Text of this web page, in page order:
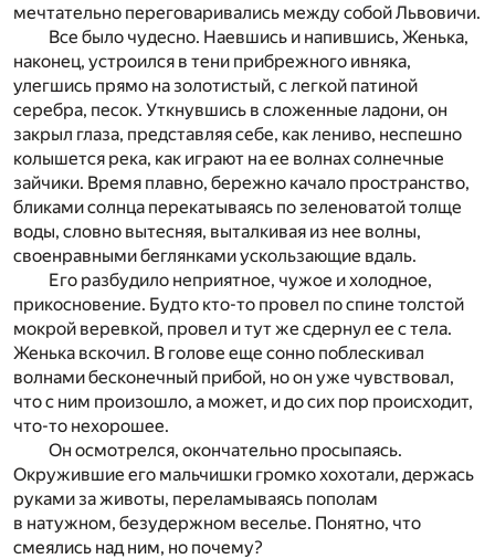
мечтательно переговаривались между собой Львовичи.
Все было чудесно. Наевшись и напившись, Женька,
наконец, устроился в тени прибрежного ивняка,
улегшись прямо на золотистый, с легкой патиной
серебра, песок. Уткнувшись в сложенные ладони, он
закрыл глаза, представляя себе, как лениво, неспешно
колышется река, как играют на ее волнах солнечные
зайчики. Время плавно, бережно качало пространство,
бликами солнца перекатываясь по зеленоватой толще
воды, словно вытесняя, выталкивая из нее волны,
своенравными беглянками ускользающие вдаль.
Его разбудило неприятное, чужое и холодное,
прикосновение. Будто кто-то провел по спине толстой
мокрой веревкой, провел и тут же сдернул ее с тела.
Женька вскочил. В голове еще сонно поблескивал
волнами бесконечный прибой, но он уже чувствовал,
что с ним произошло, а может, и до сих пор происходит,
что-то нехорошее.
Он осмотрелся, окончательно просыпаясь.
Окружившие его мальчишки громко хохотали, держась
руками за животы, переламываясь пополам
в натужном, безудержном веселье. Понятно, что
смеялись над ним, но почему?